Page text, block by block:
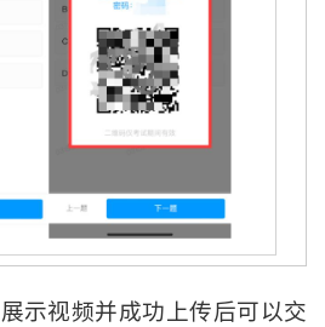
展示视频并成功上传后可以交